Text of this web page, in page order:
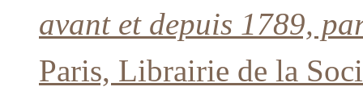
avant et depuis 1789,
Paris, Librairie de la